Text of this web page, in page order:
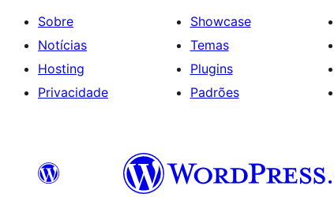
Sobre
Notícias
Hosting
Privacidade
Showcase
Temas
Plugins
Padrões